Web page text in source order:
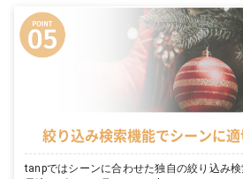
絞り込み検索機能でシーンに
tanpではシーンに合わせた独自の絞り込み検